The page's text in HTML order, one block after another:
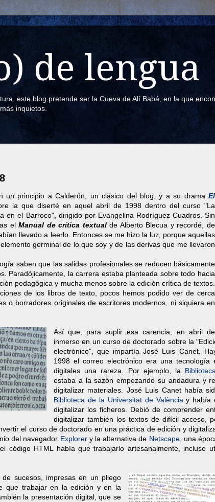
de lengua
este blog pretende ser la Cueva de Alí Babá, en la que
inquietos.
un principio a Calderón, un clásico del blog, y a su dramaEl
la que diserté en aquel abril de 1998 dentro del curso "La
en el Barroco", dirigido por Evangelina Rodríguez Cuadros. Sin
elManual de crítica textualde Alberto Blecua y recordé, de
llevado a leerlo. Entonces se me hizo la luz, porque aquellas
germinal de lo que soy y de las derivas que me llevaron
saben que las salidas profesionales se reducen básicamente
Paradójicamente, la carrera estaba planteada sobre todo hacia
pedagógica y mucha menos sobre la edición crítica de textos.
de los libros de texto, pocos hemos podido ver de cerca
o borradores originales de escritores modernos, ni siquiera en
Así que, para suplir esa carencia, en abril
inmerso en un curso de doctorado sobre la
electrónico", que impartía José Luis Canet.
1998 el correo electrónico era una tecnología
digitales una rareza. Por ejemplo, la
estaba a la sazón empezando su andadura y
digitalizar materiales. José Luis Canet había
Biblioteca de la Universitat de València y había
digitalizar los ficheros. Debió de comprender
digitalizar también los textos de difícil acceso,
el curso de doctorado en una práctica de edición y
del navegador Explorery la alternativa de Netscape, una
código HTML había que trabajarlo artesanalmente, incluso
sucesos, impresas en un pliego
que trabajar en la edición y en la
la presentación digital, que se